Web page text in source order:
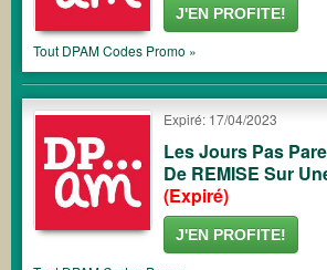
J'EN PROFITE!
Tout DPAMCodes Promo »
Expiré: 17/04/2023
Les Jours Pas
De REMISE Sur
(Expiré)
J'EN PROFITE!